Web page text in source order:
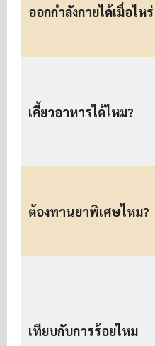
ออกกำลังกายได้เมื่อไหร่
เคี้ยวอาหารได้ไหม?
ต้องทานยาพิเศษไหม?
เทียบกับการร้อยไหม